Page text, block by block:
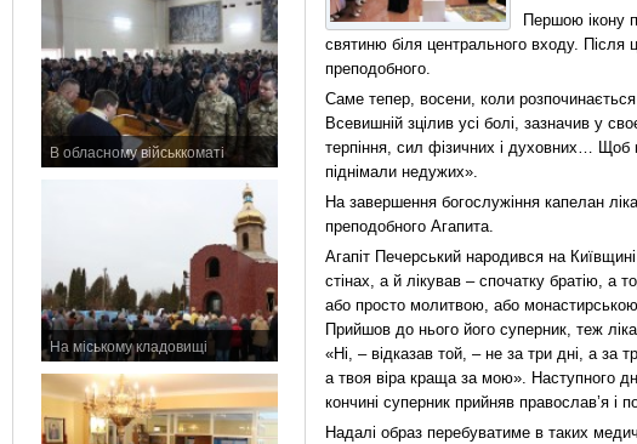
В обласному військкоматі
На міському кладовищі
Першою ікону
святиню біля центрального входу. Після
преподобного.
Саме тепер, восени, коли
Всевишній зцілив усі болі, зазначив у
терпіння, сил фізичних і духовних… Щоб
піднімали недужих».
На завершення богослужіння капелан
преподобного Агапита.
Агапіт Печерський народився на
стінах, а й лікував – спочатку братію, а
або просто молитвою, або монастирською
Прийшов до нього його суперник, теж
«Ні, – відказав той, – не за три дні, а за
а твоя віра краща за мою». Наступного
кончині суперник прийняв православ’я і
Надалі образ перебуватиме в таких